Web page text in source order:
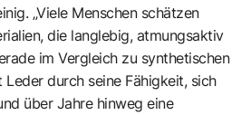
„Viele Menschen schätzen
die langlebig, atmungsaktiv
im Vergleich zu synthetischen
durch seine Fähigkeit, sich
über Jahre hinweg eine